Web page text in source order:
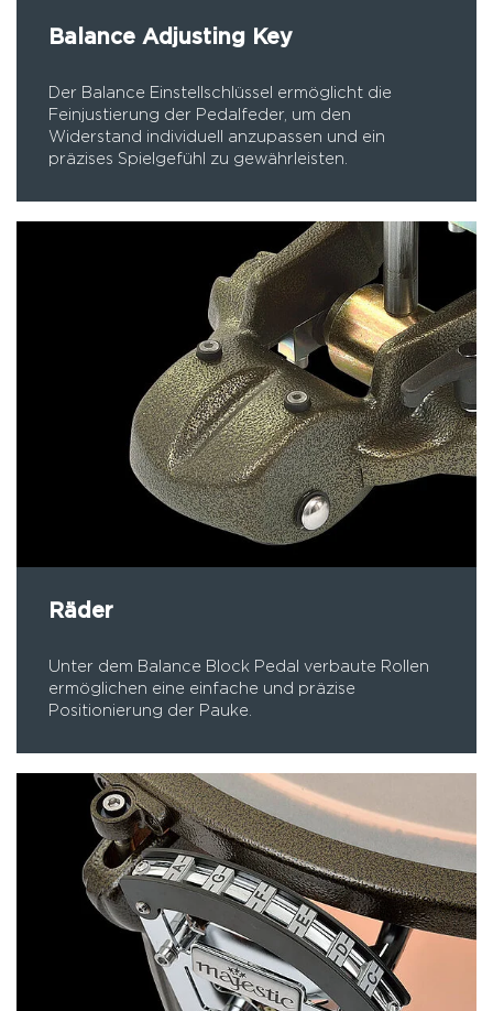
Balance Adjusting Key
Der Balance Einstellschlüssel ermöglicht die
Feinjustierung der Pedalfeder, um den
Widerstand individuell anzupassen und ein
präzises Spielgefühl zu gewährleisten.
Räder
Unter dem Balance Block Pedal verbaute Rollen
ermöglichen eine einfache und präzise
Positionierung der Pauke.